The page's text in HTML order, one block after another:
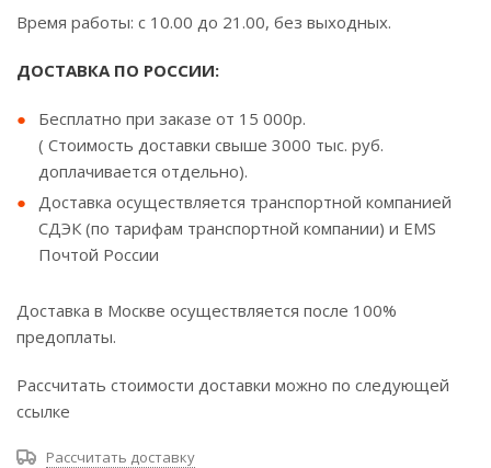
Время работы: с 10.00 до 21.00, без выходных.
ДОСТАВКА ПО РОССИИ:
Бесплатно при заказе от 15 000р.
( Стоимость доставки свыше 3000 тыс. руб.
доплачивается отдельно).
Доставка осуществляется транспортной компанией
СДЭК (по тарифам транспортной компании) и EMS
Почтой России
Доставка в Москве осуществляется после 100%
предоплаты.
Рассчитать стоимости доставки можно по следующей
ссылке
Рассчитать доставку